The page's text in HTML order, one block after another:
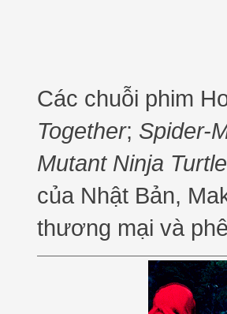
Các chuỗi phim
Together; Spider-
Mutant Ninja
của Nhật Bản,
thương mại và